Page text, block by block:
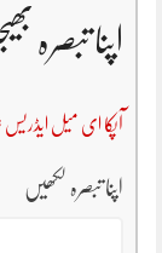
اپنا تبصرہ
آپکا ای میل ایڈریس
اپنا تبصرہ لکھیں